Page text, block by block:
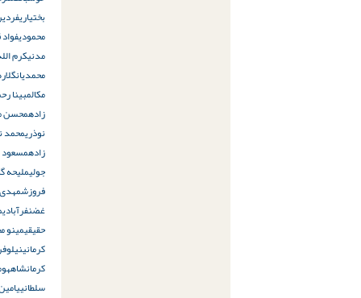
بختیاری
محمودی
مدنیکرم
محمدیان
مکالمبینا
زادهمحسن
نوذریمحمد
زادهمسعود
جولیملیحه
فروزش
غضنفرآبادی
حقیقیمینو
کرمانی
کرمانشاه
سلطانی